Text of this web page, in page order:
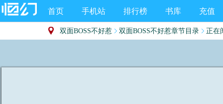
首页 手机站 排行榜 书库 充值
双面BOSS不好惹 双面BOSS不好惹章节目录 正在